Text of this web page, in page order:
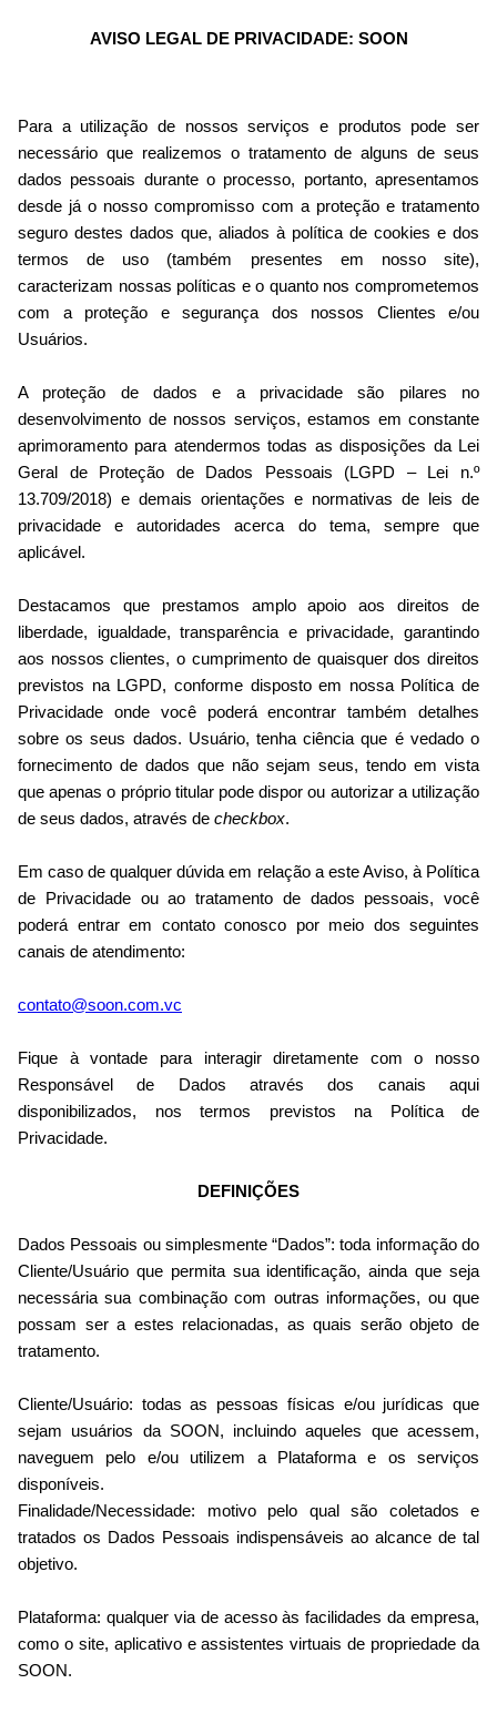
AVISO LEGAL DE PRIVACIDADE: SOON
Para a utilização de nossos serviços e produtos pode ser
necessário que realizemos o tratamento de alguns de seus
dados pessoais durante o processo, portanto, apresentamos
desde já o nosso compromisso com a proteção e tratamento
seguro destes dados que, aliados à política de cookies e dos
termos de uso (também presentes em nosso site),
caracterizam nossas políticas e o quanto nos comprometemos
com a proteção e segurança dos nossos Clientes e/ou
Usuários.
A proteção de dados e a privacidade são pilares no
desenvolvimento de nossos serviços, estamos em constante
aprimoramento para atendermos todas as disposições da Lei
Geral de Proteção de Dados Pessoais (LGPD – Lei n.º
13.709/2018) e demais orientações e normativas de leis de
privacidade e autoridades acerca do tema, sempre que
aplicável.
Destacamos que prestamos amplo apoio aos direitos de
liberdade, igualdade, transparência e privacidade, garantindo
aos nossos clientes, o cumprimento de quaisquer dos direitos
previstos na LGPD, conforme disposto em nossa Política de
Privacidade onde você poderá encontrar também detalhes
sobre os seus dados. Usuário, tenha ciência que é vedado o
fornecimento de dados que não sejam seus, tendo em vista
que apenas o próprio titular pode dispor ou autorizar a utilização
de seus dados, através de checkbox.
Em caso de qualquer dúvida em relação a este Aviso, à Política
de Privacidade ou ao tratamento de dados pessoais, você
poderá entrar em contato conosco por meio dos seguintes
canais de atendimento:
contato@soon.com.vc
Fique à vontade para interagir diretamente com o nosso
Responsável de Dados através dos canais aqui
disponibilizados, nos termos previstos na Política de
Privacidade.
DEFINIÇÕES
Dados Pessoais ou simplesmente “Dados”: toda informação do
Cliente/Usuário que permita sua identificação, ainda que seja
necessária sua combinação com outras informações, ou que
possam ser a estes relacionadas, as quais serão objeto de
tratamento.
Cliente/Usuário: todas as pessoas físicas e/ou jurídicas que
sejam usuários da SOON, incluindo aqueles que acessem,
naveguem pelo e/ou utilizem a Plataforma e os serviços
disponíveis.
Finalidade/Necessidade: motivo pelo qual são coletados e
tratados os Dados Pessoais indispensáveis ao alcance de tal
objetivo.
Plataforma: qualquer via de acesso às facilidades da empresa,
como o site, aplicativo e assistentes virtuais de propriedade da
SOON.